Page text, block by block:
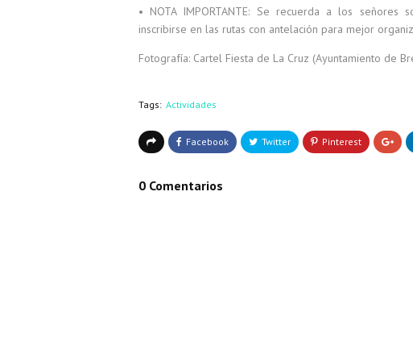
• NOTA IMPORTANTE: Se recuerda a los
inscribirse en las rutas con antelación para mejor
Fotografía: Cartel Fiesta de La Cruz (Ayuntamiento de
Tags: Actividades
0 Comentarios